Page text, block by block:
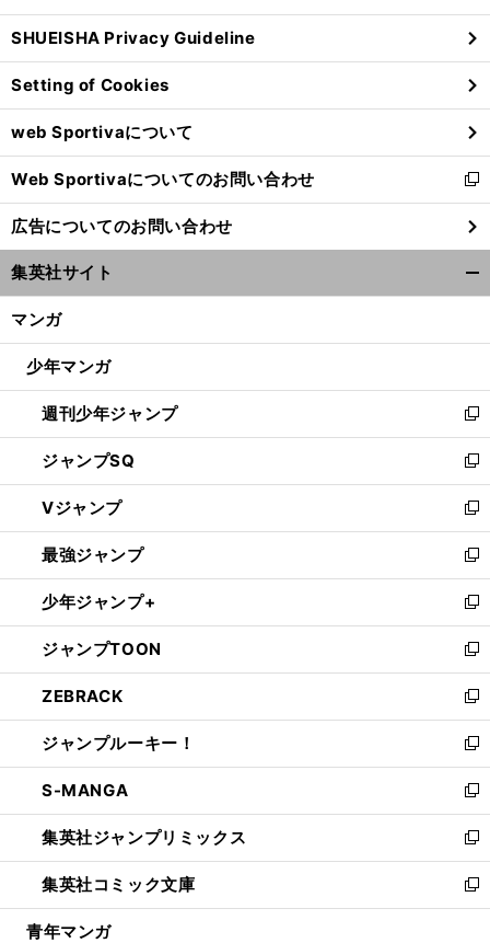
ウ
ィ
ン
ド
ウ
で
開
く
SHUEISHA Privacy Guideline
Setting of Cookies
web Sportivaについて
Web Sportivaについてのお問い合わせ
新
し
い
ウ
ィ
ン
ウ
開
く
広告についてのお問い合わせ
集英社サイト
マンガ
少年マンガ
週刊少年ジャンプ
新
し
い
ウ
ィ
ン
ド
ウ
で
開
く
ジャンプSQ
新
し
い
ウ
ィ
ン
ド
ウ
で
開
く
Vジャンプ
新
し
い
ウ
ィ
ン
ド
ウ
で
開
く
最強ジャンプ
新
し
い
ウ
ィ
ン
ド
ウ
で
開
く
少年ジャンプ+
新
し
い
ウ
ィ
ン
ド
ウ
で
開
く
ジャンプTOON
新
し
い
ウ
ィ
ン
ド
ウ
で
開
く
ZEBRACK
新
し
い
ウ
ィ
ン
ド
ウ
で
開
ジャンプルーキー！
新
し
い
ウ
ィ
ン
ド
ウ
S-MANGA
新
し
い
ウ
ィ
ン
集英社ジャンプリミックス
新
し
い
ウ
集英社コミック文庫
新
し
青年マンガ